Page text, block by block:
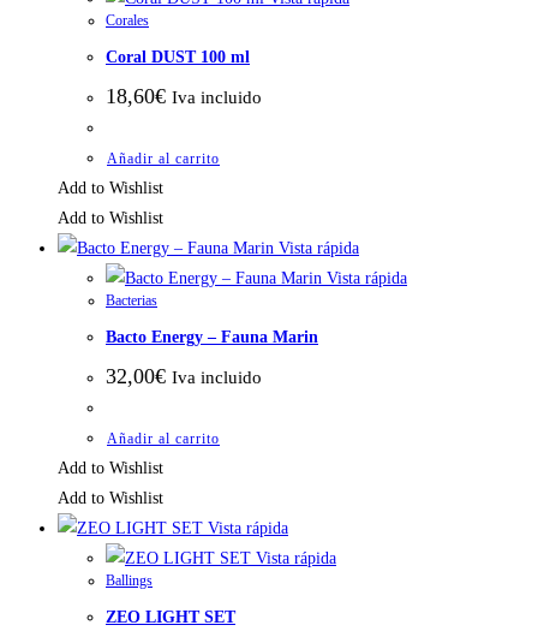
Corales
Coral DUST 100 ml
18,60€ Iva incluido
Añadir al carrito
Add to Wishlist
Add to Wishlist
Vista rápida
Vista rápida
Bacterias
Bacto Energy – Fauna Marin
32,00€ Iva incluido
Añadir al carrito
Add to Wishlist
Add to Wishlist
Vista rápida
Vista rápida
Ballings
ZEO LIGHT SET